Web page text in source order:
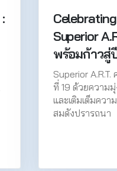
Superior
พร้อมก้าวสู่
Superior
ที่ 19 ด้วยความ
และเติมเต็มคว
สมดังปรารถนา